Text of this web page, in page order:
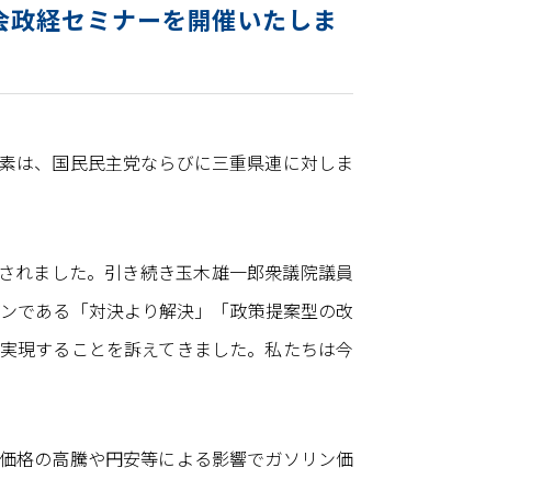
経セミナーを開催いたしま
、国民民主党ならびに三重県連に対しま
れました。引き続き玉木雄一郎衆議院議員
である「対決より解決」「政策提案型の改
現することを訴えてきました。私たちは今
格の高騰や円安等による影響でガソリン価